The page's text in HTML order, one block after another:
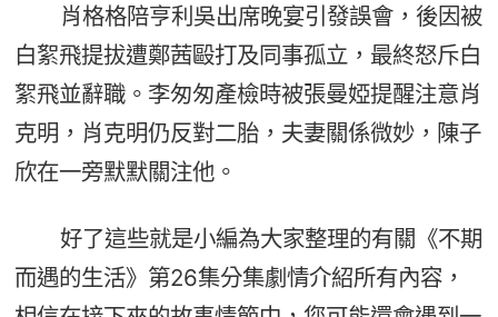
肖格格陪亨利吳出席晚宴引發誤會，後因被
白絮飛提拔遭鄭茜毆打及同事孤立，最終怒斥白
絮飛並辭職。李匆匆產檢時被張曼婭提醒注意肖
克明，肖克明仍反對二胎，夫妻關係微妙，陳子
欣在一旁默默關注他。
好了這些就是小編為大家整理的有關《不期
而遇的生活》第26集分集劇情介紹所有內容，